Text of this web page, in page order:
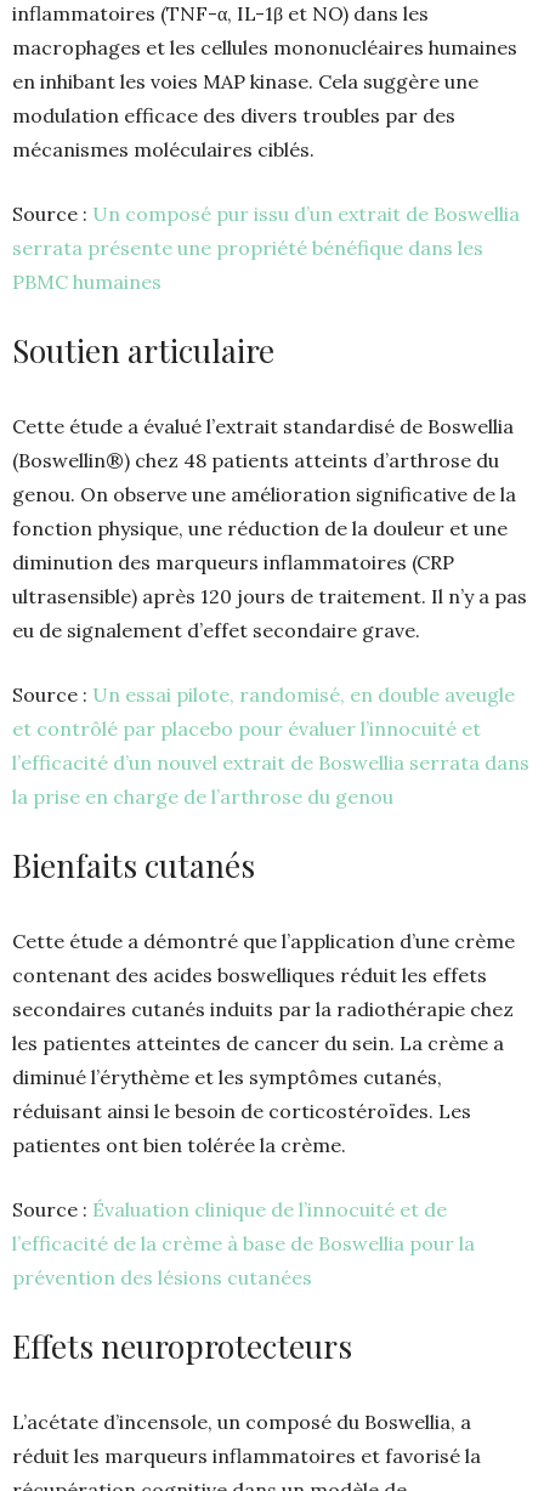
inflammatoires (TNF-α, IL-1β et NO) dans les
macrophages et les cellules mononucléaires humaines
en inhibant les voies MAP kinase. Cela suggère une
modulation efficace des divers troubles par des
mécanismes moléculaires ciblés.
Source : Un composé pur issu d’un extrait de Boswellia
serrata présente une propriété bénéfique dans les
PBMC humaines
Soutien articulaire
Cette étude a évalué l’extrait standardisé de Boswellia
(Boswellin®) chez 48 patients atteints d’arthrose du
genou. On observe une amélioration significative de la
fonction physique, une réduction de la douleur et une
diminution des marqueurs inflammatoires (CRP
ultrasensible) après 120 jours de traitement. Il n’y a pas
eu de signalement d’effet secondaire grave.
Source : Un essai pilote, randomisé, en double aveugle
et contrôlé par placebo pour évaluer l’innocuité et
l’efficacité d’un nouvel extrait de Boswellia serrata dans
la prise en charge de l’arthrose du genou
Bienfaits cutanés
Cette étude a démontré que l’application d’une crème
contenant des acides boswelliques réduit les effets
secondaires cutanés induits par la radiothérapie chez
les patientes atteintes de cancer du sein. La crème a
diminué l’érythème et les symptômes cutanés,
réduisant ainsi le besoin de corticostéroïdes. Les
patientes ont bien tolérée la crème.
Source : Évaluation clinique de l’innocuité et de
l’efficacité de la crème à base de Boswellia pour la
prévention des lésions cutanées
Effets neuroprotecteurs
L’acétate d’incensole, un composé du Boswellia, a
réduit les marqueurs inflammatoires et favorisé la